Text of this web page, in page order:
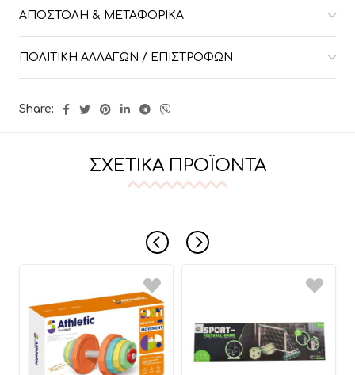
ΑΠΟΣΤΟΛΉ & ΜΕΤΑΦΟΡΙΚΆ
ΠΟΛΙΤΙΚΉ ΑΛΛΑΓΏΝ / ΕΠΙΣΤΡΟΦΏΝ
Share:
ΣΧΕΤΙΚΆ ΠΡΟΪΌΝΤΑ